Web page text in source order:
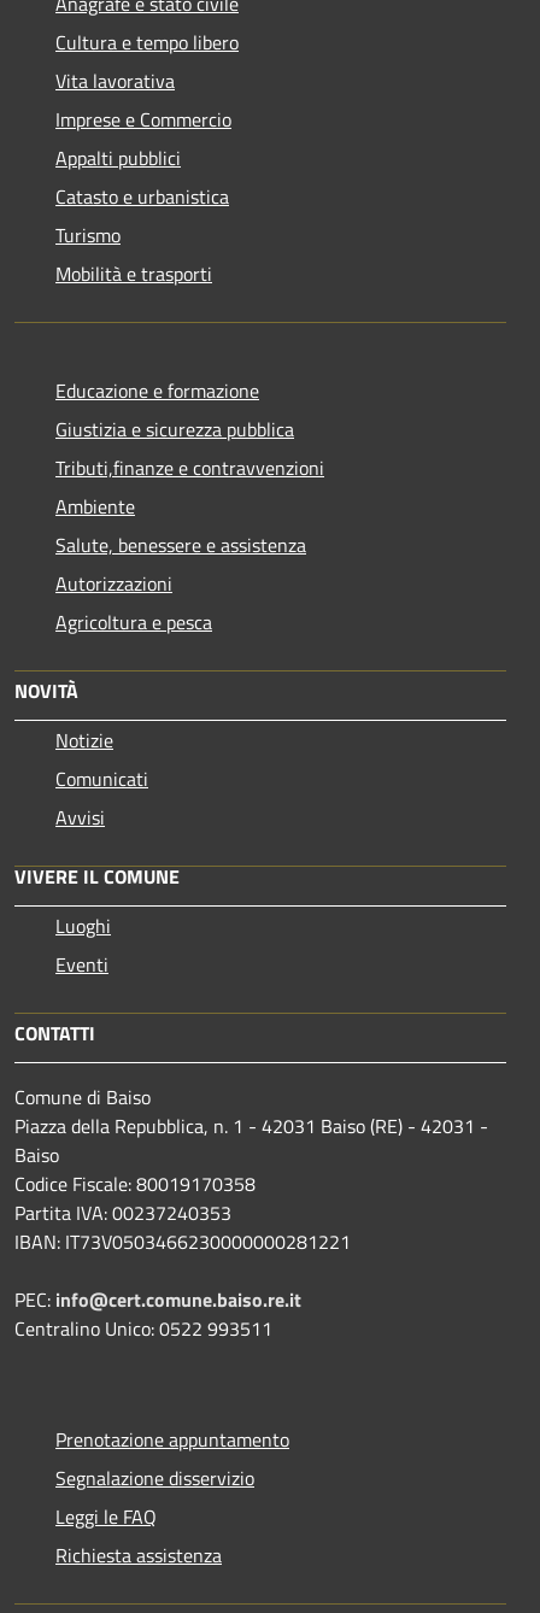
Cultura e tempo libero
Vita lavorativa
Imprese e Commercio
Appalti pubblici
Catasto e urbanistica
Turismo
Mobilità e trasporti
Educazione e formazione
Giustizia e sicurezza pubblica
Tributi,finanze e contravvenzioni
Ambiente
Salute, benessere e assistenza
Autorizzazioni
Agricoltura e pesca
NOVITÀ
Notizie
Comunicati
Avvisi
VIVERE IL COMUNE
Luoghi
Eventi
CONTATTI
Comune di Baiso
Piazza della Repubblica, n. 1 - 42031 Baiso (RE) - 42031 -
Baiso
Codice Fiscale: 80019170358
Partita IVA: 00237240353
IBAN: IT73V0503466230000000281221
PEC: info@cert.comune.baiso.re.it
Centralino Unico: 0522 993511
Prenotazione appuntamento
Segnalazione disservizio
Leggi le FAQ
Richiesta assistenza